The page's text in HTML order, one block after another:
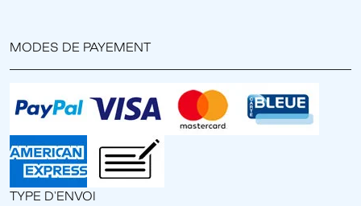
MODES DE PAYEMENT
TYPE D'ENVOI